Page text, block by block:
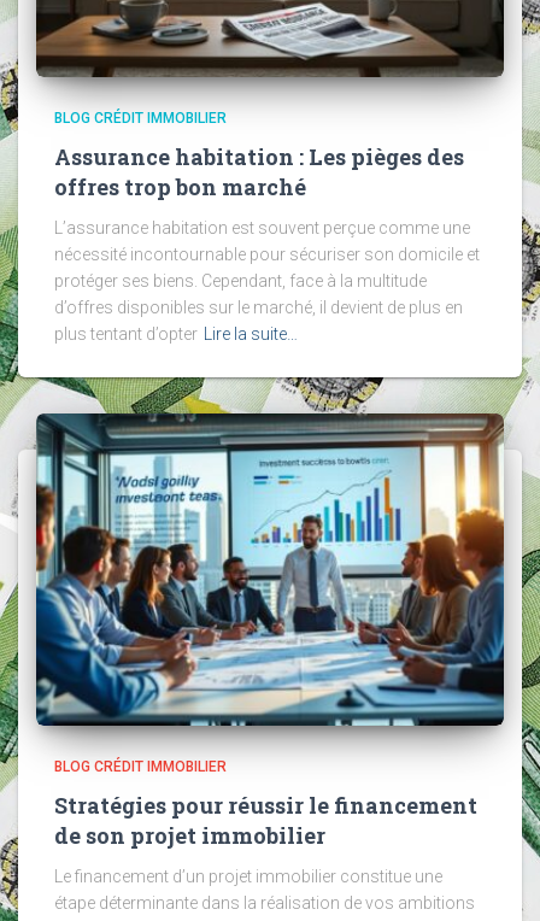
BLOG CRÉDIT IMMOBILIER
Assurance habitation : Les pièges des
offres trop bon marché
L’assurance habitation est souvent perçue comme une
nécessité incontournable pour sécuriser son domicile et
protéger ses biens. Cependant, face à la multitude
d’offres disponibles sur le marché, il devient de plus en
plus tentant d’opter Lire la suite…
BLOG CRÉDIT IMMOBILIER
Stratégies pour réussir le financement
de son projet immobilier
Le financement d’un projet immobilier constitue une
étape déterminante dans la réalisation de vos ambitions